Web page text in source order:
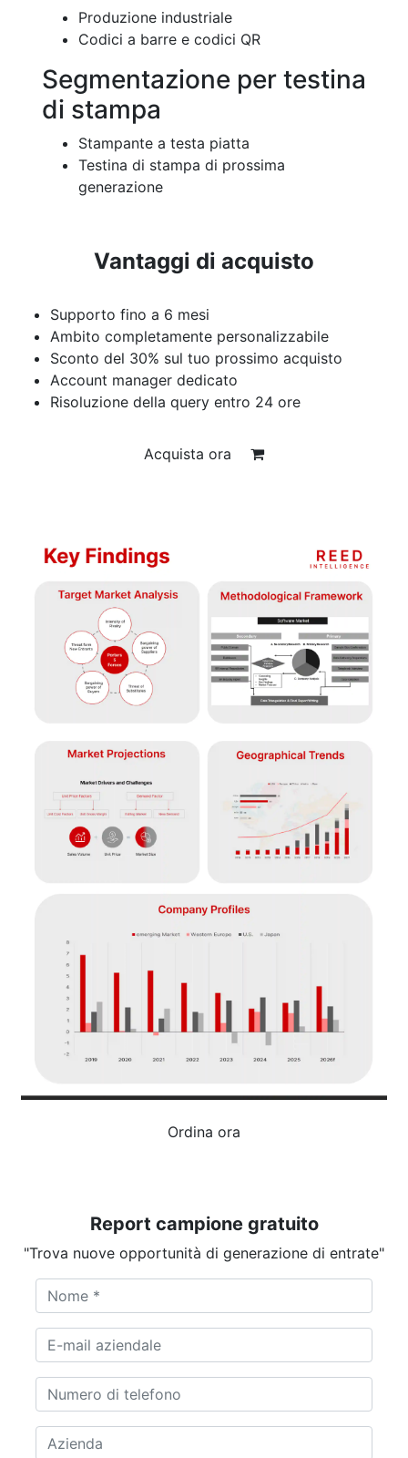
Produzione industriale
Codici a barre e codici QR
Segmentazione per testina
di stampa
Stampante a testa piatta
Testina di stampa di prossima
generazione
Vantaggi di acquisto
Supporto fino a 6 mesi
Ambito completamente personalizzabile
Sconto del 30% sul tuo prossimo acquisto
Account manager dedicato
Risoluzione della query entro 24 ore
Acquista ora
Ordina ora
Report campione gratuito
"Trova nuove opportunità di generazione di entrate"